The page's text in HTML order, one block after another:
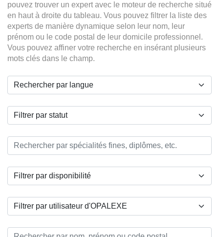
pouvez trouver un expert avec le moteur de recherche situé
en haut à droite du tableau. Vous pouvez filtrer la liste des
experts de manière dynamique selon leur nom, leur
prénom ou le code postal de leur domicile professionnel.
Vous pouvez affiner votre recherche en insérant plusieurs
mots clés dans le champ.